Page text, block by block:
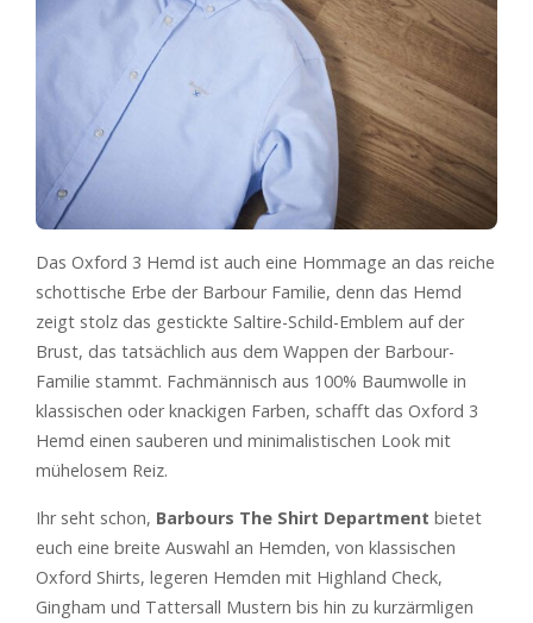
Das Oxford 3 Hemd ist auch eine Hommage an das reiche
schottische Erbe der Barbour Familie, denn das Hemd
zeigt stolz das gestickte Saltire-Schild-Emblem auf der
Brust, das tatsächlich aus dem Wappen der Barbour-
Familie stammt. Fachmännisch aus 100% Baumwolle in
klassischen oder knackigen Farben, schafft das Oxford 3
Hemd einen sauberen und minimalistischen Look mit
mühelosem Reiz.
Ihr seht schon, Barbours The Shirt Department bietet
euch eine breite Auswahl an Hemden, von klassischen
Oxford Shirts, legeren Hemden mit Highland Check,
Gingham und Tattersall Mustern bis hin zu kurzärmligen